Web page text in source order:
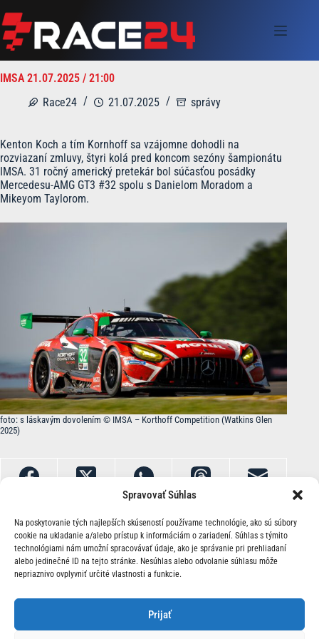
Spravovať Súhlas
Na poskytovanie tých najlepších skúseností používame technológie, ako sú súbory
cookie na ukladanie a/alebo prístup k informáciám o zariadení. Súhlas s týmito
technológiami nám umožní spracovávať údaje, ako je správanie pri prehliadaní
alebo jedinečné ID na tejto stránke. Nesúhlas alebo odvolanie súhlasu môže
nepriaznivo ovplyvniť určité vlastnosti a funkcie.
Prijať
to
content
IMSA 21.07.2025 / 21:00
Race24
21.07.2025 správy
Kenton Koch a tím Kornhoff sa vzájomne dohodli na
rozviazaní zmluvy, štyri kolá pred koncom sezóny šampionátu
IMSA. 31 ročný americký pretekár bol súčasťou posádky
Mercedesu-AMG GT3 #32 spolu s Danielom Moradom a
Mikeyom Taylorom.
foto: s láskavým dovolením © IMSA – Korthoff Competition (Watkins Glen
2025)
O Nás | Kontakt